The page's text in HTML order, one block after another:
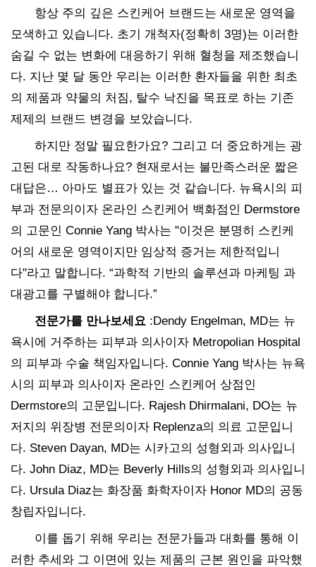
항상 주의 깊은 스킨케어 브랜드는 새로운 영역을
모색하고 있습니다. 초기 개척자(정확히 3명)는 이러한
숨길 수 없는 변화에 대응하기 위해 혈청을 제조했습니
다. 지난 몇 달 동안 우리는 이러한 환자들을 위한 최초
의 제품과 약물의 처짐, 탈수 낙진을 목표로 하는 기존
제제의 브랜드 변경을 보았습니다.
하지만 정말 필요한가요? 그리고 더 중요하게는 광
고된 대로 작동하나요? 현재로서는 불만족스러운 짧은
대답은… 아마도 별표가 있는 것 같습니다. 뉴욕시의 피
부과 전문의이자 온라인 스킨케어 백화점인 Dermstore
의 고문인 Connie Yang 박사는 "이것은 분명히 스킨케
어의 새로운 영역이지만 임상적 증거는 제한적입니
다"라고 말합니다. “과학적 기반의 솔루션과 마케팅 과
대광고를 구별해야 합니다.”
전문가를 만나보세요 :Dendy Engelman, MD는 뉴
욕시에 거주하는 피부과 의사이자 Metropolian Hospital
의 피부과 수술 책임자입니다. Connie Yang 박사는 뉴욕
시의 피부과 의사이자 온라인 스킨케어 상점인
Dermstore의 고문입니다. Rajesh Dhirmalani, DO는 뉴
저지의 위장병 전문의이자 Replenza의 의료 고문입니
다. Steven Dayan, MD는 시카고의 성형외과 의사입니
다. John Diaz, MD는 Beverly Hills의 성형외과 의사입니
다. Ursula Diaz는 화장품 화학자이자 Honor MD의 공동
창립자입니다.
이를 돕기 위해 우리는 전문가들과 대화를 통해 이
러한 추세와 그 이면에 있는 제품의 근본 원인을 파악했